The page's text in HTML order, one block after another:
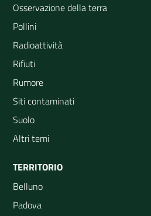
Osservazione della terra
Pollini
Radioattività
Rifiuti
Rumore
Siti contaminati
Suolo
Altri temi
TERRITORIO
Belluno
Padova